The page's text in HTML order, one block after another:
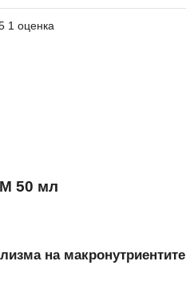
1 оценка
50 мл
на макронутриентите